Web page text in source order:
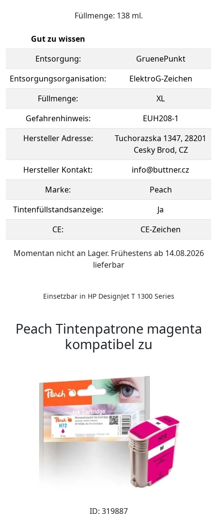
Füllmenge: 138 ml.
Gut zu wissen
Entsorgung:
GruenePunkt
Entsorgungsorganisation:
ElektroG-Zeichen
Füllmenge:
XL
Gefahrenhinweis:
EUH208-1
Hersteller Adresse:
Tuchorazska 1347, 28201
Cesky Brod, CZ
Hersteller Kontakt:
info@buttner.cz
Marke:
Peach
Tintenfüllstandsanzeige:
Ja
CE:
CE-Zeichen
Momentan nicht an Lager. Frühestens ab 14.08.2026
lieferbar
Einsetzbar in HP DesignJet T 1300 Series
Peach Tintenpatrone magenta
kompatibel zu
ID: 319887